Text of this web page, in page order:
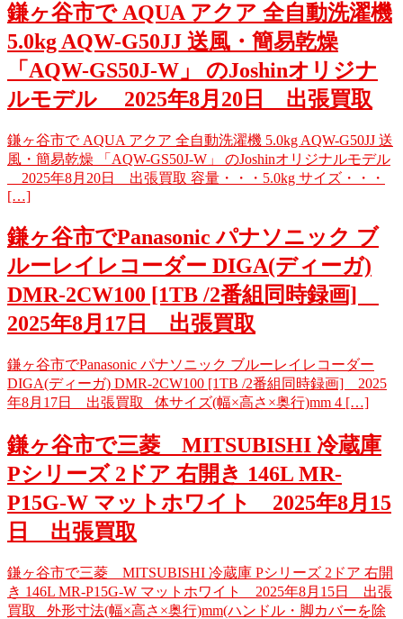
鎌ヶ谷市で AQUA アクア 全自動洗濯機
5.0kg AQW-G50JJ 送風・簡易乾燥
「AQW-GS50J-W」 のJoshinオリジナ
ルモデル 2025年8月20日 出張買取
鎌ヶ谷市で AQUA アクア 全自動洗濯機 5.0kg AQW-G50JJ 送
風・簡易乾燥 「AQW-GS50J-W」 のJoshinオリジナルモデル
2025年8月20日 出張買取 容量・・・5.0kg サイズ・・・
[…]
鎌ヶ谷市でPanasonic パナソニック ブ
ルーレイレコーダー DIGA(ディーガ)
DMR-2CW100 [1TB /2番組同時録画]
2025年8月17日 出張買取
鎌ヶ谷市でPanasonic パナソニック ブルーレイレコーダー
DIGA(ディーガ) DMR-2CW100 [1TB /2番組同時録画] 2025
年8月17日 出張買取 体サイズ(幅×高さ×奥行)mm 4 […]
鎌ヶ谷市で三菱 MITSUBISHI 冷蔵庫
Pシリーズ 2ドア 右開き 146L MR-
P15G-W マットホワイト 2025年8月15
日 出張買取
鎌ヶ谷市で三菱 MITSUBISHI 冷蔵庫 Pシリーズ 2ドア 右開
き 146L MR-P15G-W マットホワイト 2025年8月15日 出張
買取 外形寸法(幅×高さ×奥行)mm(ハンドル・脚カバーを除